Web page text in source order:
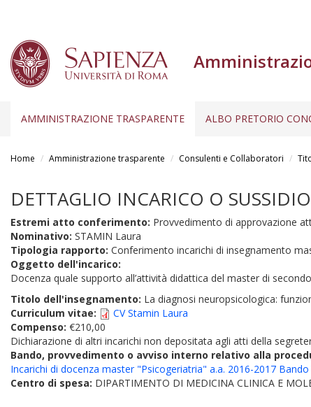
AMMINISTRAZIONE TRASPARENTE ALBO PRETORIO
Home Amministrazione trasparente Consulenti e Collaboratori
DETTAGLIO INCARICO O SUSSIDIO
Estremi atto conferimento: Provvedimento di approvazione
Nominativo: STAMIN Laura
Tipologia rapporto: Conferimento incarichi di insegnamento
Oggetto dell'incarico:
Docenza quale supporto all’attività didattica del master di
Titolo dell'insegnamento: La diagnosi neuropsicologica:
Curriculum vitae:
CV Stamin Laura
Compenso: €210,00
Dichiarazione di altri incarichi non depositata agli atti della
Bando, provvedimento o avviso interno relativo alla
Incarichi di docenza master "Psicogeriatria" a.a. 2016-2017
Centro di spesa: DIPARTIMENTO DI MEDICINA CLINICA E